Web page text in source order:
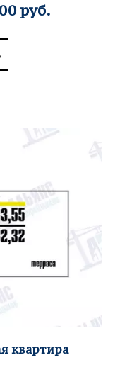
руб.
квартира